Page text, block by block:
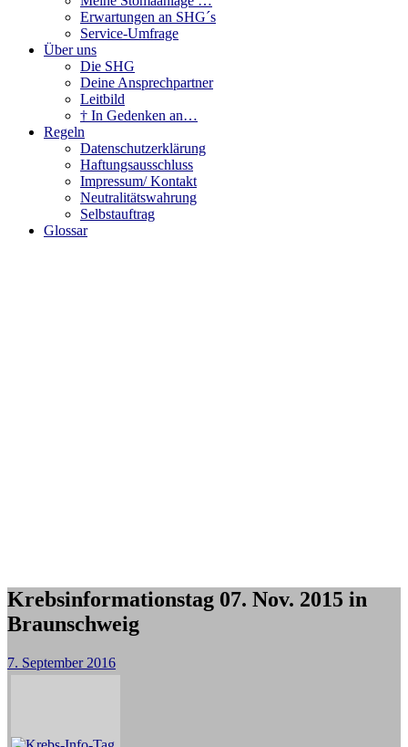
Erwartungen an SHG´s
Service-Umfrage
Über uns
Die SHG
Deine Ansprechpartner
Leitbild
† In Gedenken an…
Regeln
Datenschutzerklärung
Haftungsausschluss
Impressum/ Kontakt
Neutralitätswahrung
Selbstauftrag
Glossar
Krebsinformationstag 07. Nov. 2015 in
Braunschweig
7. September 2016